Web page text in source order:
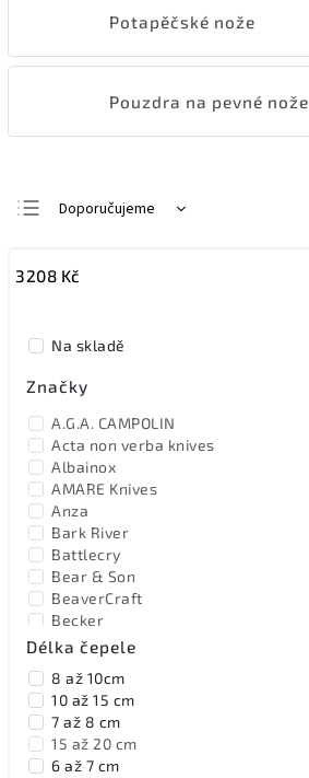
Potapěčské nože
Pouzdra na pevné nože
Doporučujeme
Nejdražší
Abecedně
3208 Kč
Na skladě
Značky
A.G.A. CAMPOLIN
Acta non verba knives
Albainox
AMARE Knives
Anza
Bark River
Battlecry
Bear & Son
BeaverCraft
Becker
Benchmade
Bestech Knives
Black Fox Knives
Blackhawk
Blackjack
Böker Solingen
Délka čepele
8 až 10cm
10 až 15 cm
7 až 8 cm
15 až 20 cm
6 až 7 cm